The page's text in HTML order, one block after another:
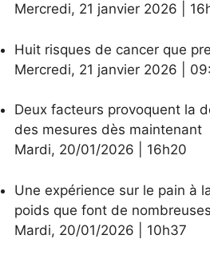
Mercredi, 21 janvier 2026
Huit risques de cancer que
Mercredi, 21 janvier 2026
Deux facteurs provoquent la
des mesures dès maintenant
Mardi, 20/01/2026 16h20
Une expérience sur le pain à
poids que font de
Mardi, 20/01/2026 10h37